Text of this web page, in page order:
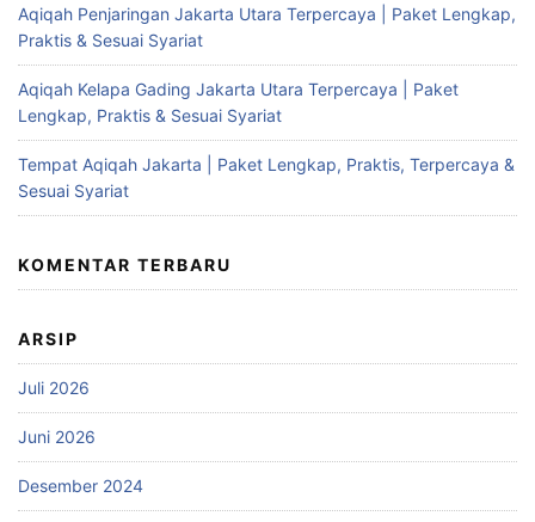
Aqiqah Penjaringan Jakarta Utara Terpercaya | Paket Lengkap,
Praktis & Sesuai Syariat
Aqiqah Kelapa Gading Jakarta Utara Terpercaya | Paket
Lengkap, Praktis & Sesuai Syariat
Tempat Aqiqah Jakarta | Paket Lengkap, Praktis, Terpercaya &
Sesuai Syariat
KOMENTAR TERBARU
ARSIP
Juli 2026
Juni 2026
Desember 2024